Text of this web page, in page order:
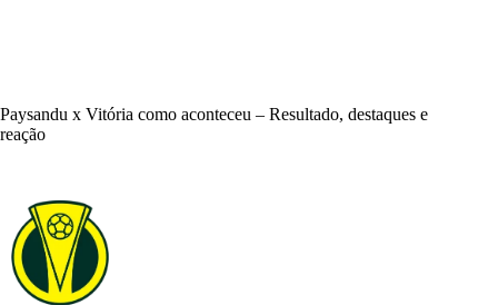
Paysandu x Vitória como aconteceu – Resultado, destaques e
reação